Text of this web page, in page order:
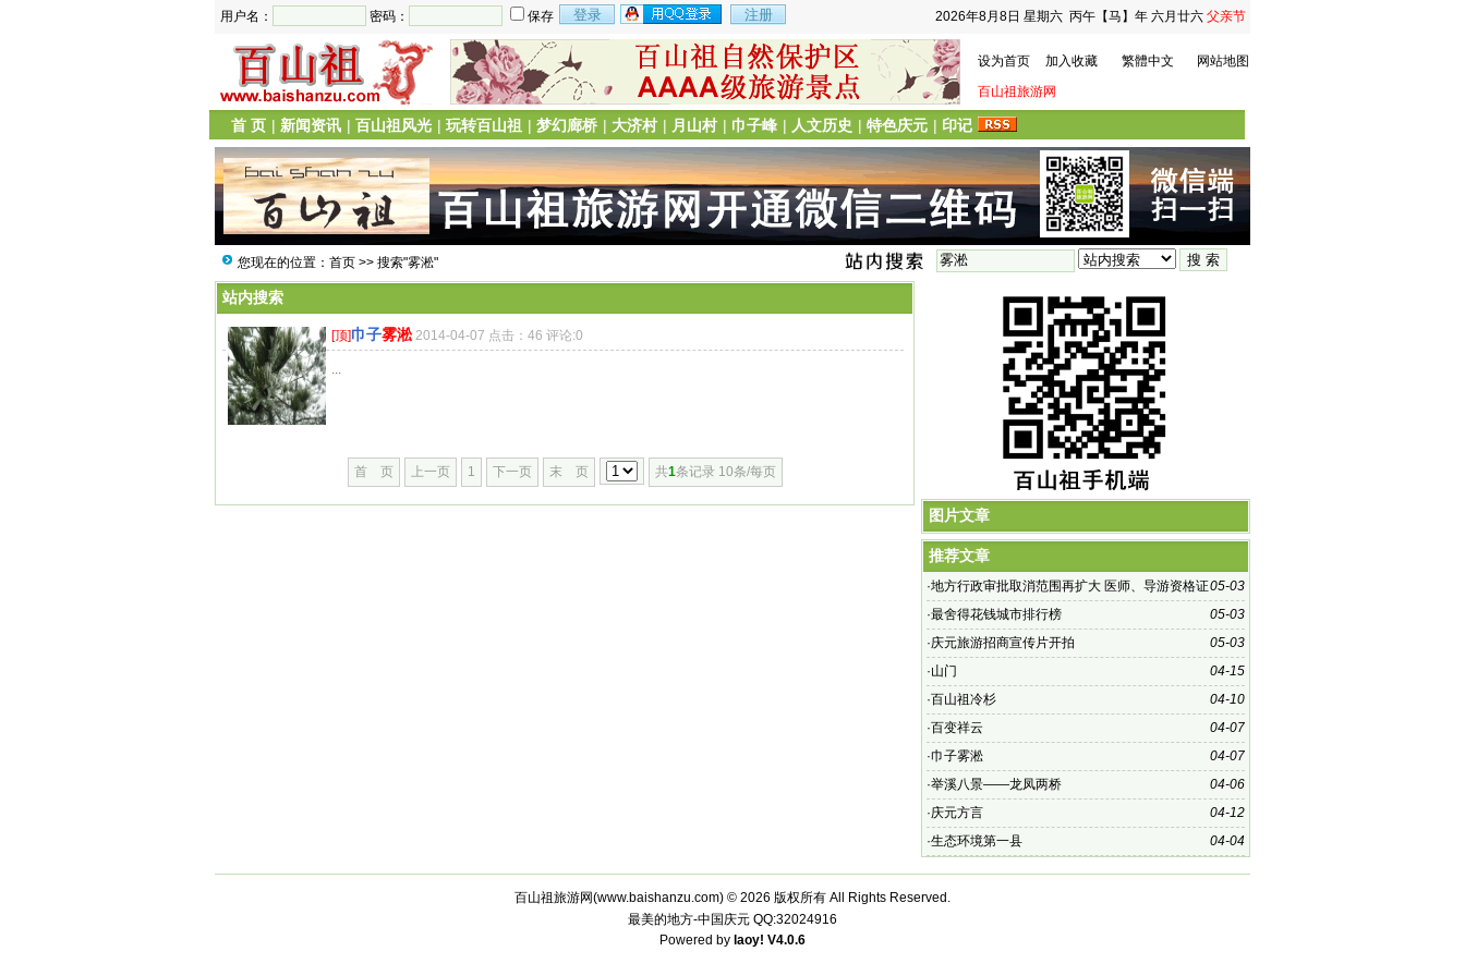
2026年8月8日 星期六 丙午【马】年 六月廿六 父亲节
用户名： 密码： 保存
设为首页 加入收藏 繁體中文
网站地图
百山祖旅游网
首 页 | 新闻资讯 | 百山祖风光 | 玩转百山祖 | 梦幻廊桥 | 大济村 | 月山村 | 巾子峰 | 人文历史 | 特色庆元 | 印记
您现在的位置： 首页 >> 搜索"雾淞"
站内搜索
[顶]巾子雾淞 2014-04-07 点击：46 评论:0
...
首 页 上一页 1 下一页 末 页 共1条记录 10条/每页
图片文章
推荐文章
05-03
·地方行政审批取消范围再扩大 医师、导游资格证
发放取消？
05-03
·最舍得花钱城市排行榜
05-03
·庆元旅游招商宣传片开拍
04-15
·山门
04-10
·百山祖冷杉
04-07
·百变祥云
04-07
·巾子雾淞
04-06
·举溪八景——龙凤两桥
04-12
·庆元方言
04-04
·生态环境第一县
百山祖旅游网(www.baishanzu.com) © 2026 版权所有 All Rights Reserved.
最美的地方-中国庆元 QQ:32024916
Powered by laoy! V4.0.6